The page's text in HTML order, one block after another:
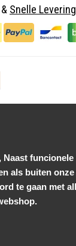
& Snelle Levering
als buiten
te gaan met